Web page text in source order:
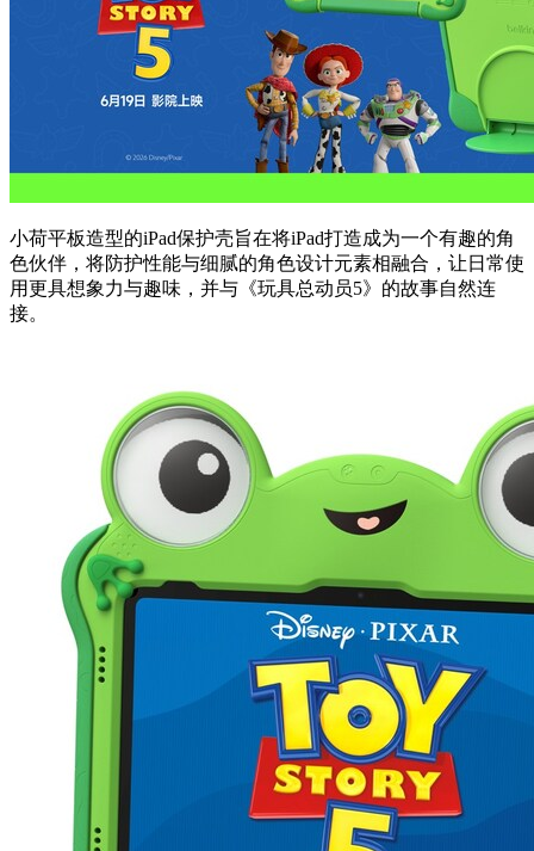
小荷平板造型的iPad保护壳旨在将iPad打造成为一个有趣的角
色伙伴，将防护性能与细腻的角色设计元素相融合，让日常使
用更具想象力与趣味，并与《玩具总动员5》的故事自然连
接。